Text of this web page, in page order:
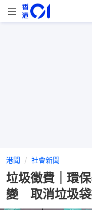
港聞 社會新聞
垃圾徵費｜環
變 取消垃圾袋